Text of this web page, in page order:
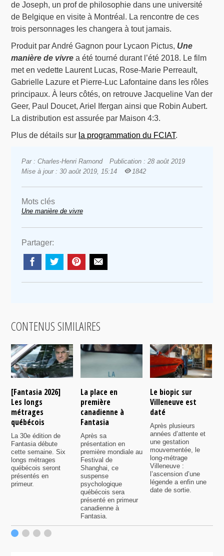
de Joseph, un prof de philosophie dans une université
de Belgique en visite à Montréal. La rencontre de ces
trois personnages les changera à tout jamais.
Produit par André Gagnon pour Lycaon Pictus, Une
manière de vivre a été tourné durant l’été 2018. Le film
met en vedette Laurent Lucas, Rose-Marie Perreault,
Gabrielle Lazure et Pierre-Luc Lafontaine dans les rôles
principaux. À leurs côtés, on retrouve Jacqueline Van der
Geer, Paul Doucet, Ariel Ifergan ainsi que Robin Aubert.
La distribution est assurée par Maison 4:3.
Plus de détails sur la programmation du FCIAT.
Par : Charles-Henri Ramond
Publication : 28 août 2019
Mise à jour : 30 août 2019, 15:14
1842
Mots clés
Une manière de vivre
Partager:
CONTENUS SIMILAIRES
[Fantasia 2026]
Les longs
métrages
québécois
La 30e édition de
Fantasia débute
cette semaine. Six
longs métrages
québécois seront
présentés en
primeur.
La place en
première
canadienne à
Fantasia
Après sa
présentation en
première mondiale au
Festival de
Shanghai, ce
suspense
psychologique
québécois sera
présenté en primeur
canadienne à
Fantasia.
Le biopic sur
Villeneuve est
daté
Après plusieurs
années d’attente et
une gestation
mouvementée, le
long-métrage
Villeneuve :
l’ascension d’une
légende a enfin une
date de sortie.